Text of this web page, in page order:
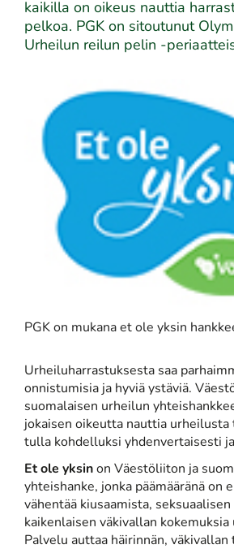
kaikilla on oikeus nauttia
pelkoa. PGK on sitoutunut
Urheilun reilun pelin -
PGK on mukana et ole yksin
Urheiluharrastuksesta saa
onnistumisia ja hyviä ystäviä.
suomalaisen urheilun
jokaisen oikeutta nauttia
tulla kohdelluksi yhdenvertaisesti
Et ole yksin on Väestöliiton ja
yhteishanke, jonka päämääränä on
vähentää kiusaamista, seksuaalisen
kaikenlaisen väkivallan kokemuksia
Palvelu auttaa häirinnän, väkivallan